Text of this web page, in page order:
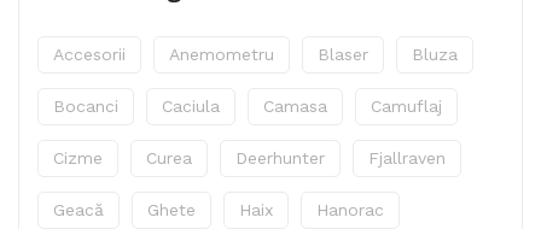
Accesorii Anemometru Blaser Bluza
Bocanci Caciula Camasa Camuflaj
Cizme Curea Deerhunter Fjallraven
Geacă Ghete Haix Hanorac